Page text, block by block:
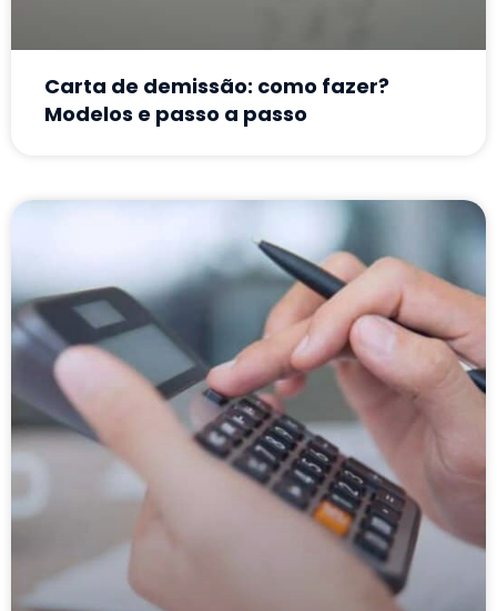
Carta de demissão: como fazer?
Modelos e passo a passo